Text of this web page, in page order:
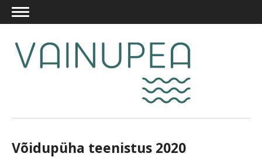
Võidupüha teenistus 2020